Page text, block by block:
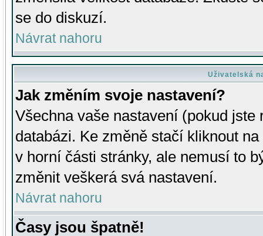
se do diskuzí.
Návrat nahoru
Uživatelská
Jak změním svoje nastavení?
Všechna vaše nastavení (pokud
databázi. Ke změně stačí kliknout
v horní části stránky, ale nemusí to
změnit veškerá svá nastavení.
Návrat nahoru
Časy jsou špatně!